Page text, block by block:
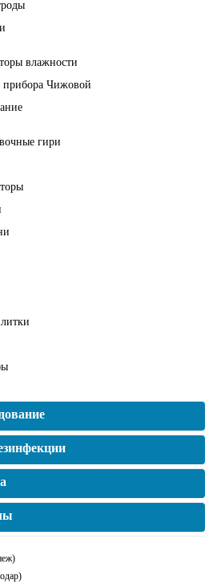
влажности
прибора Чижовой
гири